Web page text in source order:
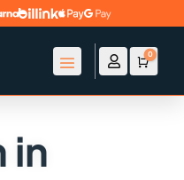
 Account
0
in